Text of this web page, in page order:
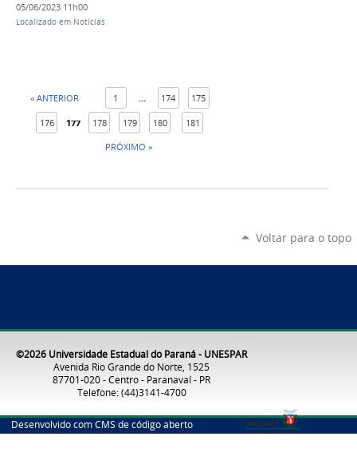
05/06/2023 11h00
Localizado em Notícias
« ANTERIOR 1 ... 174 175
176 177 178 179 180
181
PRÓXIMO »
Voltar para o topo
©2026 Universidade Estadual do Paraná - UNESPAR
Avenida Rio Grande do Norte, 1525
87701-020 - Centro - Paranavaí - PR
Telefone: (44)3141-4700
Desenvolvido com CMS de código aberto